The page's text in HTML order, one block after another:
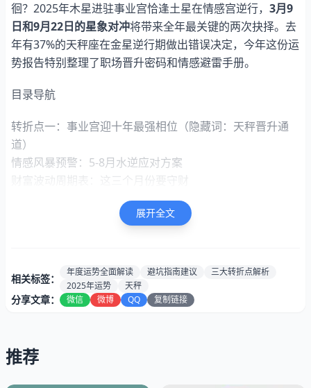
徊？2025年木星进驻事业宫恰逢土星在情感宫逆行， 3月9
日和9月22日的星象对冲将带来全年最关键的两次抉择。去
年有37%的天秤座在金星逆行期做出错误决定，今年这份运
势报告特别整理了职场晋升密码和情感避雷手册。
目录导航
转折点一：事业宫迎十年最强相位（隐藏词：天秤晋升通
道）
情感风暴预警：5-8月水逆应对方案
财富波动周期表：这三个月份要守财
健康红灯：颈椎问题集中爆发期
年度幸运物实测：这款开运手链真的管用？
展开全文
相关标签：
年度运势全面解读 避坑指南建议
三大转折点解析
2025年运势
天秤
分享文章： 微信 微博 QQ 复制链接
推荐